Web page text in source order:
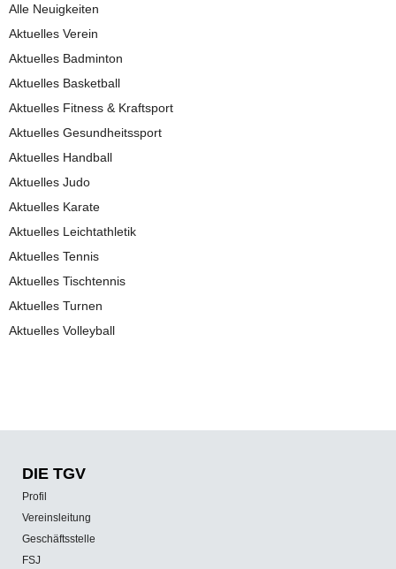
Alle Neuigkeiten
Aktuelles Verein
Aktuelles Badminton
Aktuelles Basketball
Aktuelles Fitness & Kraftsport
Aktuelles Gesundheitssport
Aktuelles Handball
Aktuelles Judo
Aktuelles Karate
Aktuelles Leichtathletik
Aktuelles Tennis
Aktuelles Tischtennis
Aktuelles Turnen
Aktuelles Volleyball
DIE TGV
Profil
Vereinsleitung
Geschäftsstelle
FSJ